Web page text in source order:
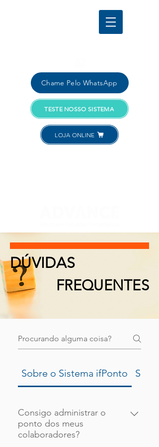
Chame Pelo WhatsApp
TESTE NOSSO SISTEMA
LOJA ONLINE
DÚVIDAS
FREQUENTES
Sobre o Sistema ifPonto
Consigo administrar o
ponto dos meus
colaboradores?